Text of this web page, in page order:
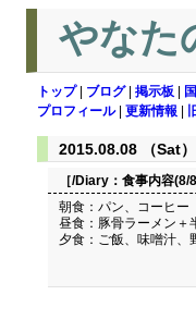
やなた
トップ| ブログ| 掲示板
プロフィール| 更新情報
2015.08.08 （Sat）
［/Diary： 食事内容(8/
朝食：パン、コーヒー
昼食：豚骨ラーメン＋
夕食：ご飯、味噌汁、